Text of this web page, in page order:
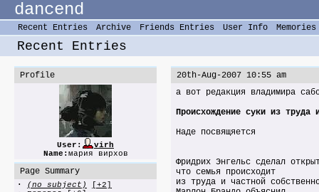
dancend
Recent Entries Archive Friends Entries User Info Memories
Recent Entries
Profile
User:
virh
Name: мария вирхов
Page Summary
· (no subject)
[+2]
20th-Aug-2007 10:55 am
а вот редакция владимира
Происхождение суки из труда
Наде посвящяется
Фридрих Энгельс сделал
что семья происходит
из труда и частной